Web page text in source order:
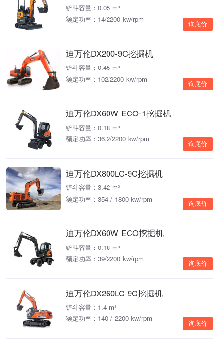
铲斗容量：0.05 m³
额定功率：14/2200 kw/rpm
询底价
迪万伦DX200-9C挖掘机
铲斗容量：0.45 m³
额定功率：102/2200 kw/rpm
询底价
迪万伦DX60W ECO-1挖掘机
铲斗容量：0.18 m³
额定功率：36.2/2200 kw/rpm
询底价
迪万伦DX800LC-9C挖掘机
铲斗容量：3.42 m³
额定功率：354 / 1800 kw/rpm
询底价
迪万伦DX60W ECO挖掘机
铲斗容量：0.18 m³
额定功率：39/2200 kw/rpm
询底价
迪万伦DX260LC-9C挖掘机
铲斗容量：1.4 m³
额定功率：140 / 2200 kw/rpm
询底价